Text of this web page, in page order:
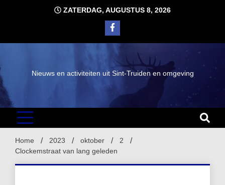
ZATERDAG, AUGUSTUS 8, 2026
Nieuws en activiteiten uit Sint-Truiden en omgeving
Home 2023 oktober
2
Clockemstraat van lang geleden